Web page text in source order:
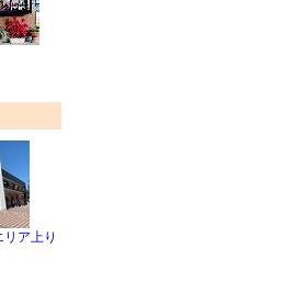
ア上り